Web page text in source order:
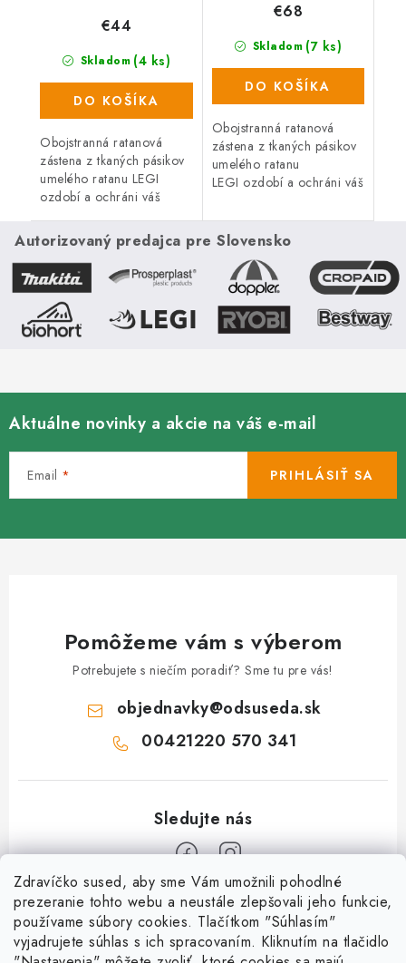
Zdravíčko sused, aby sme Vám umožnili pohodlné
prezeranie tohto webu a neustále zlepšovali jeho funkcie,
používame súbory cookies. Tlačítkom "Súhlasím"
vyjadrujete súhlas s ich spracovaním. Kliknutím na tlačidlo
Skladom (4 ks)
€44
DO KOŠÍKA
Obojstranná ratanová
zástena z tkaných pásikov
umelého ratanu LEGI
ozdobí a ochráni váš
plot a zaistí súkromie po
celý rok. Zástena má
obojstrannú UV...
Skladom (7 ks)
€68
DO KOŠÍKA
Obojstranná ratanová
zástena z tkaných pásikov
umelého ratanu
LEGI ozdobí a ochráni váš
plot a zaistí súkromie po
celý rok. Zástena má
obojstrannú UV...
Autorizovaný predajca pre Slovensko
Aktuálne novinky a akcie na váš e-mail
Email PRIHLÁSIŤ SA
Pomôžeme vám s výberom
Potrebujete s niečím poradiť? Sme tu pre vás!
objednavky@odsuseda.sk
00421220 570 341
O nás